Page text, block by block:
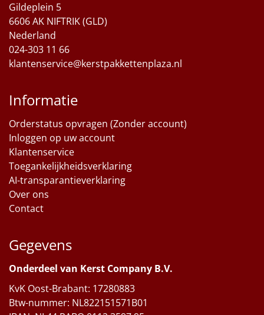
Gildeplein 5
6606 AK NIFTRIK (GLD)
Nederland
024-303 11 66
klantenservice@kerstpakkettenplaza.nl
Informatie
Orderstatus opvragen (Zonder account)
Inloggen op uw account
Klantenservice
Toegankelijkheidsverklaring
AI-transparantieverklaring
Over ons
Contact
Gegevens
Onderdeel van Kerst Company B.V.
KvK Oost-Brabant: 17280883
Btw-nummer: NL822151571B01